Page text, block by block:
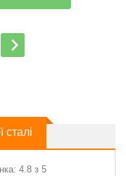
сталі
4.8 з 5